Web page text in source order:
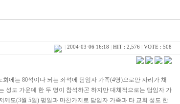
2004·03·06 16:18 HIT : 2,576 VOTE : 508
에는 80석이나 되는 좌석에 담임자 가족(4명)으로만 자리가 채
성도 가운데 한 두 명이 참석하곤 하지만 대체적으로는 담임자 가
께도(3월 5일) 평일과 마찬가지로 담임자 가족과 타 교회 성도 한